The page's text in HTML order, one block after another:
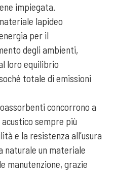
impiegata.
lapideo
per il
degli ambienti,
loro equilibrio
totale di emissioni
concorrono a
sempre più
e la resistenza all’usura
naturale un materiale
manutenzione, grazie